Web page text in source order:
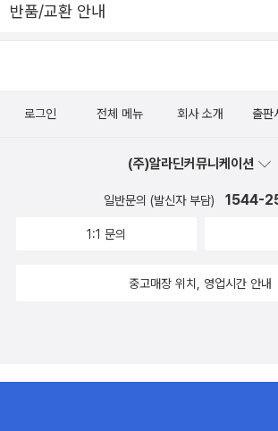
반품/교환 안내
로그인 전체 메뉴 회사 소개 출판
(주)알라딘커뮤니케이션
일반문의 (발신자 부담) 1544-
1:1 문의
중고매장 위치, 영업시간 안내